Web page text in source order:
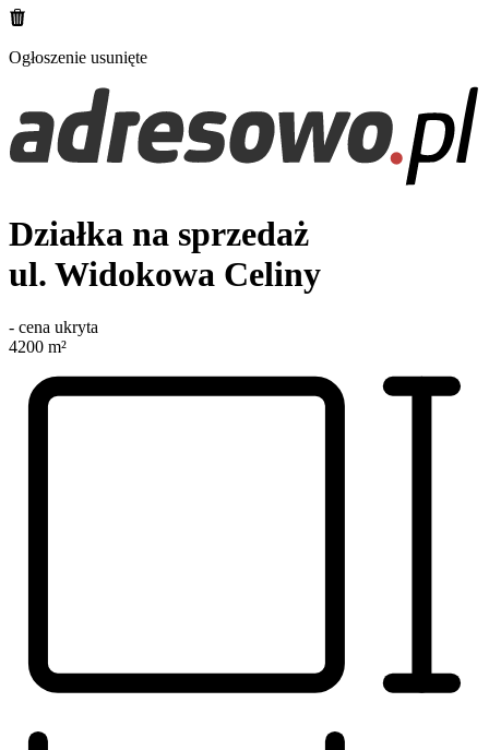
Ogłoszenie usunięte
Działka na sprzedaż
ul. Widokowa Celiny
- cena ukryta
4200 m²